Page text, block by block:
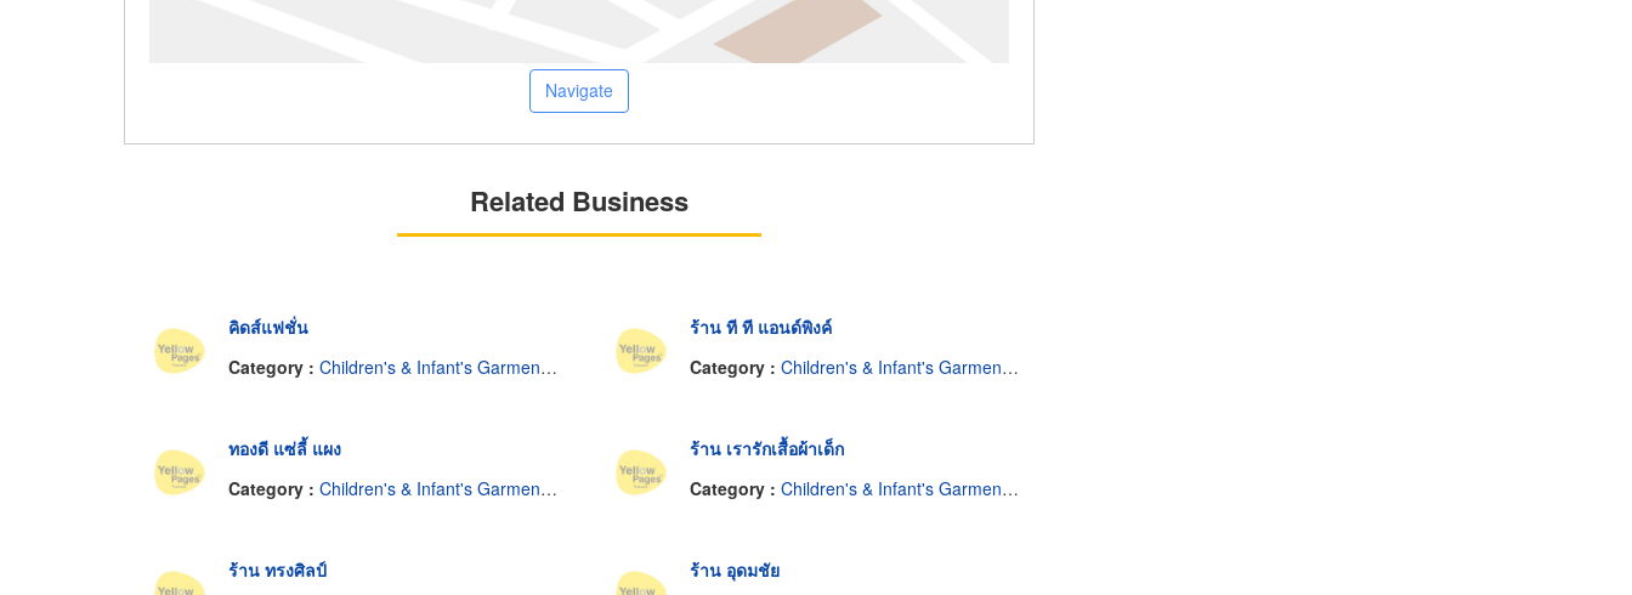
Navigate
Related Business
คิดส์แฟชั่น
Category : Children's & Infant's Garments-Retail
ร้าน ที ที แอนด์พิงค์
Category : Children's & Infant's Garments-Retail
ทองดี แซ่ลี้ แผง
Category : Children's & Infant's Garments-Retail
ร้าน เรารักเสื้อผ้าเด็ก
Category : Children's & Infant's Garments-Retail
ร้าน ทรงศิลป์
ร้าน อุดมชัย